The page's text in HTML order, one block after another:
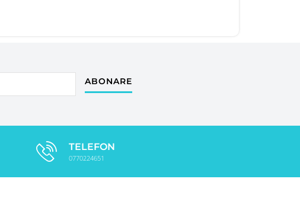
ABONARE
TELEFON
0770224651